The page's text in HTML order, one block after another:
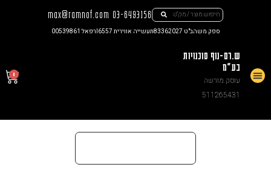
03-6493156
max@ramnof.com
ספק משהב"ט 83362027 תעשייה אווירית I6557 רפאל 00539861
ש.רם-נוף סוכנויות
בע"מ
עוסק מורשה
511265431
0